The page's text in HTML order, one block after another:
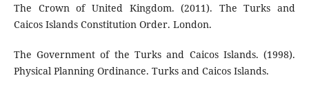
The Crown of United Kingdom. (2011). The Turks and
Caicos Islands Constitution Order. London.
The Government of the Turks and Caicos Islands. (1998).
Physical Planning Ordinance. Turks and Caicos Islands.